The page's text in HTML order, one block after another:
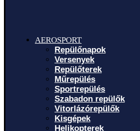
AEROSPORT
Repülőnapok
Versenyek
Repülőterek
Műrepülés
Sportrepülés
Szabadon repülők
Vitorlázórepülők
Kisgépek
Helikopterek